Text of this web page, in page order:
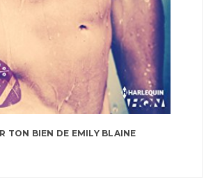
TON BIEN DE EMILY BLAINE